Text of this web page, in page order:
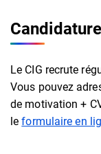
Le CIG recrute
Vous pouvez
de motivation +
leformulaire en